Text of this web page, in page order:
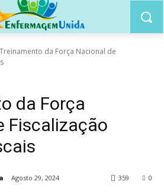
Treinamento da Força Nacional de
da Força
Fiscalização
Agosto 29, 2024 0
359